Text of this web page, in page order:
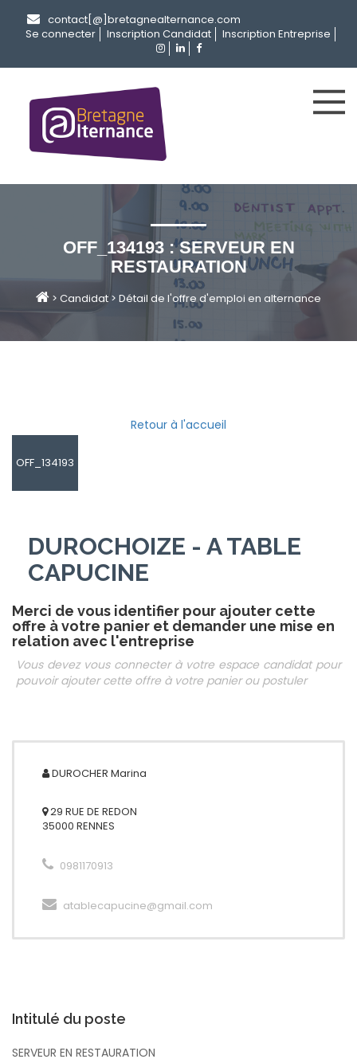
contact[@]bretagnealternance.com
Se connecter
Inscription Candidat Inscription Entreprise
OFF_134193 : SERVEUR EN
RESTAURATION
> Candidat > Détail de l'offre d'emploi en alternance
Retour à l'accueil
OFF_134193
DUROCHOIZE - A TABLE
CAPUCINE
Merci de vous identifier pour ajouter cette
offre à votre panier et demander une mise en
relation avec l'entreprise
Vous devez vous connecter à votre espace candidat pour
pouvoir ajouter cette offre à votre panier ou postuler
DUROCHER Marina
29 RUE DE REDON
35000 RENNES
0981170913
atablecapucine@gmail.com
Intitulé du poste
SERVEUR EN RESTAURATION